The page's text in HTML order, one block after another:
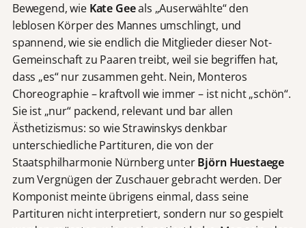
Bewegend, wie Kate Geeals „Auserwählte“ den
leblosen Körper des Mannes umschlingt, und
spannend, wie sie endlich die Mitglieder dieser Not-
Gemeinschaft zu Paaren treibt, weil sie begriffen hat,
dass „es“ nur zusammen geht. Nein, Monteros
Choreographie – kraftvoll wie immer – ist nicht „schön“.
Sie ist „nur“ packend, relevant und bar allen
Ästhetizismus: so wie Strawinskys denkbar
unterschiedliche Partituren, die von der
Staatsphilharmonie Nürnberg unterBjörn Huestaege
zum Vergnügen der Zuschauer gebracht werden. Der
Komponist meinte übrigens einmal, dass seine
Partituren nicht interpretiert, sondern nur so gespielt